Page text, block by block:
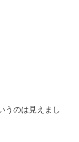
うのは見えまし